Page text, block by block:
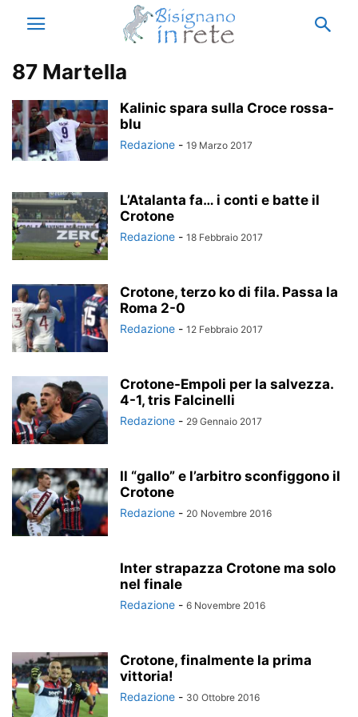
87 Martella
Kalinic spara sulla Croce rossa-
blu
Redazione - 19 Marzo 2017
L’Atalanta fa… i conti e batte il
Crotone
Redazione - 18 Febbraio 2017
Crotone, terzo ko di fila. Passa la
Roma 2-0
Redazione - 12 Febbraio 2017
Crotone-Empoli per la salvezza.
4-1, tris Falcinelli
Redazione - 29 Gennaio 2017
Il “gallo” e l’arbitro sconfiggono il
Crotone
Redazione - 20 Novembre 2016
Inter strapazza Crotone ma solo
nel finale
Redazione - 6 Novembre 2016
Crotone, finalmente la prima
vittoria!
Redazione - 30 Ottobre 2016